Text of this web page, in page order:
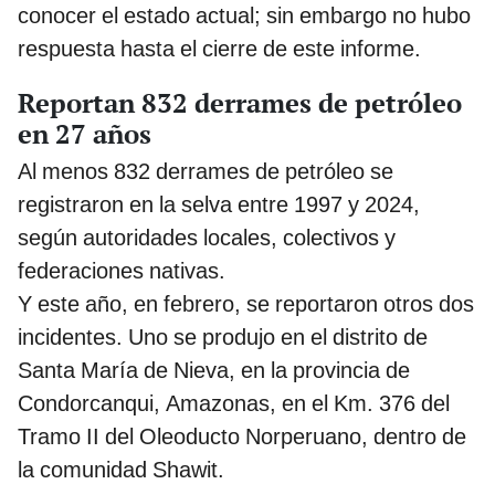
conocer el estado actual; sin embargo no hubo
respuesta hasta el cierre de este informe.
Reportan 832 derrames de petróleo
en 27 años
Al menos 832 derrames de petróleo se
registraron en la selva entre 1997 y 2024,
según autoridades locales, colectivos y
federaciones nativas.
Y este año, en febrero, se reportaron otros dos
incidentes. Uno se produjo en el distrito de
Santa María de Nieva, en la provincia de
Condorcanqui, Amazonas, en el Km. 376 del
Tramo II del Oleoducto Norperuano, dentro de
la comunidad Shawit.